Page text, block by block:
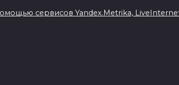
сервисов Yandex.Metrika,